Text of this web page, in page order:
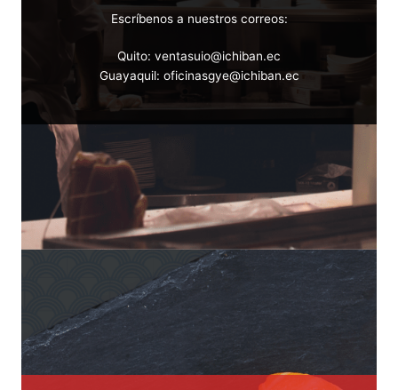
Escríbenos a nuestros correos:
Quito: ventasuio@ichiban.ec
Guayaquil: oficinasgye@ichiban.ec